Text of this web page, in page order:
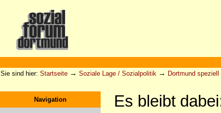
Werkzeuge
Sie sind hier: Startseite → Soziale Lage / Sozialpolitik → Dortmund speziell
Navigation Es bleibt